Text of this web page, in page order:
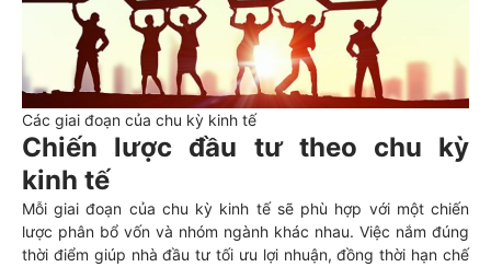
Các giai đoạn của chu kỳ kinh tế
Chiến lược đầu tư theo chu kỳ
kinh tế
Mỗi giai đoạn của chu kỳ kinh tế sẽ phù hợp với một chiến
lược phân bổ vốn và nhóm ngành khác nhau. Việc nắm đúng
thời điểm giúp nhà đầu tư tối ưu lợi nhuận, đồng thời hạn chế